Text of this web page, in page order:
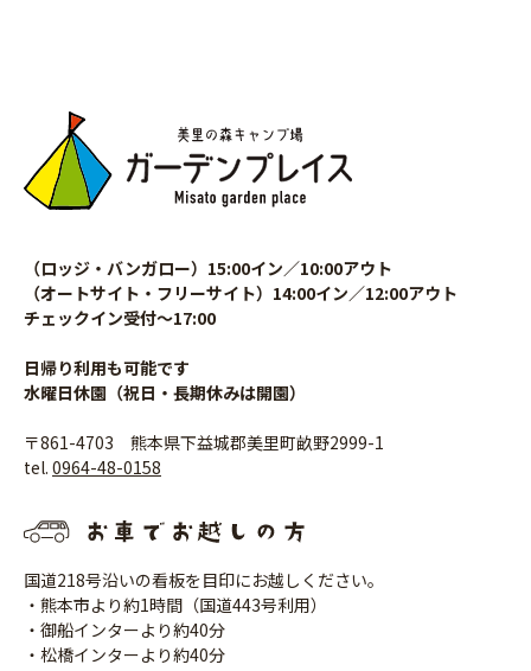
（ロッジ・バンガロー）15:00イン／10:00アウト
（オートサイト・フリーサイト）14:00イン／12:00アウト
チェックイン受付〜17:00
日帰り利用も可能です
水曜日休園（祝日・長期休みは開園）
〒861-4703 熊本県下益城郡美里町畝野2999-1
tel. 0964-48-0158
国道218号沿いの看板を目印にお越しください。
・熊本市より約1時間（国道443号利用）
・御船インターより約40分
・松橋インターより約40分